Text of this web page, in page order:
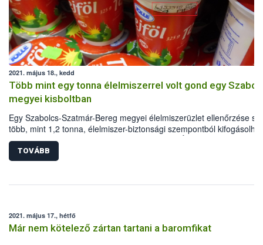
2021. május 18., kedd
Több mint egy tonna élelmiszerrel volt gond egy
megyei kisboltban
Egy Szabolcs-Szatmár-Bereg megyei élelmiszerüzlet ellenőrzése
több, mint 1,2 tonna, élelmiszer-biztonsági szempontból
élelmiszert vontak ki a forgalomból a Nemzeti Élelmiszerlánc-
Hivatal (Nébih) szakemberei.
TOVÁBB
2021. május 17., hétfő
Már nem kötelező zártan tartani a baromfikat